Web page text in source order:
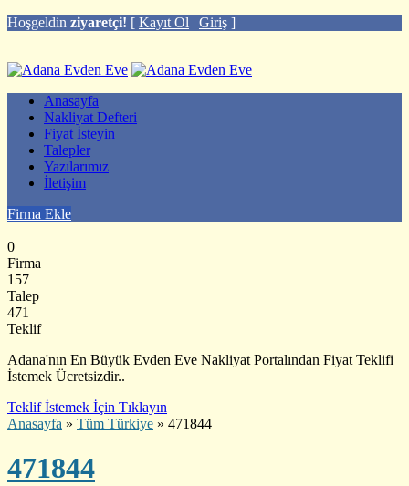
Hoşgeldin ziyaretçi! [ Kayıt Ol | Giriş ]
Anasayfa
Nakliyat Defteri
Fiyat İsteyin
Talepler
Yazılarımız
İletişim
Firma Ekle
0
Firma
157
Talep
471
Teklif
Adana'nın En Büyük Evden Eve Nakliyat Portalından Fiyat Teklifi
İstemek Ücretsizdir..
Teklif İstemek İçin Tıklayın
Anasayfa » Tüm Türkiye » 471844
471844